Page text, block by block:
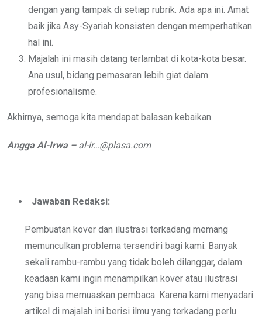
dengan yang tampak di setiap rubrik. Ada apa ini. Amat
baik jika Asy-Syariah konsisten dengan memperhatikan
hal ini.
Majalah ini masih datang terlambat di kota-kota besar.
Ana usul, bidang pemasaran lebih giat dalam
profesionalisme.
Akhirnya, semoga kita mendapat balasan kebaikan
Angga Al-Irwa – al-ir…@plasa.com
Jawaban Redaksi:
Pembuatan kover dan ilustrasi terkadang memang
memunculkan problema tersendiri bagi kami. Banyak
sekali rambu-rambu yang tidak boleh dilanggar, dalam
keadaan kami ingin menampilkan kover atau ilustrasi
yang bisa memuaskan pembaca. Karena kami menyadari
artikel di majalah ini berisi ilmu yang terkadang perlu